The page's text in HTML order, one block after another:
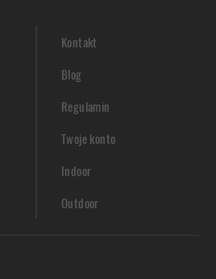
Kontakt
Blog
Regulamin
Twoje konto
Indoor
Outdoor